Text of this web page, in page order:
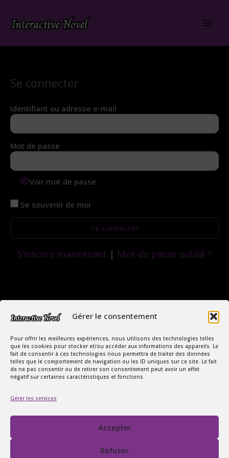
Gérer le consentement
Pour offrir les meilleures expériences, nous utilisons des technologies telles
que les cookies pour stocker et/ou accéder aux informations des appareils. Le
fait de consentir à ces technologies nous permettra de traiter des données
telles que le comportement de navigation ou les ID uniques sur ce site. Le fait
de ne pas consentir ou de retirer son consentement peut avoir un effet
négatif sur certaines caractéristiques et fonctions.
Gérer les services
Accepter
Refuser
Se connecter
Identifiant ou adresse e-mail
Mot de passe
Voir mot de passe
Se souvenir de moi
S’inscrire maintenant | Mot de passe oublié ?
Copyright Interactive Novel © 2026
Le Monde Captivant des Romances
Conditions Générales de Vente